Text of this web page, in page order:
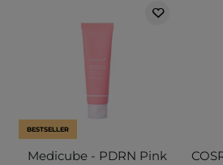
BESTSELLER
Medicube - PDRN Pink